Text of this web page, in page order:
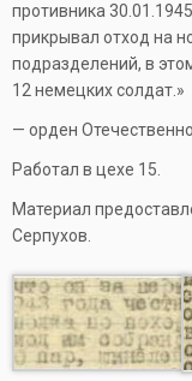
противника
прикрывал отход на
подразделений, в
12 немецких солдат.»
— орден
Работал в цехе 15.
Материал
Серпухов.